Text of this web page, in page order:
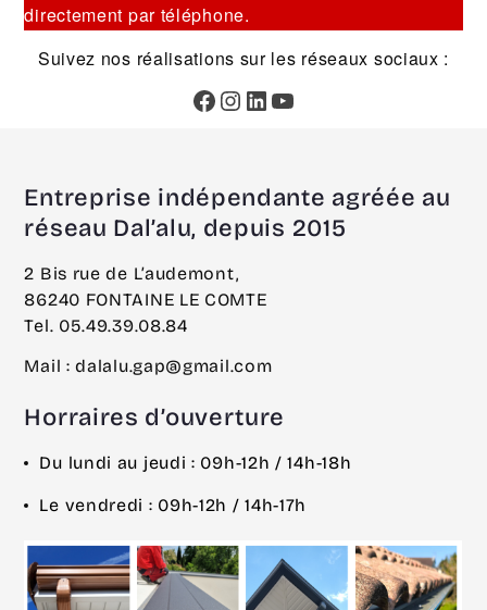
directement par téléphone.
Suivez nos réalisations sur les réseaux sociaux :
Facebook Instagram LinkedIn YouTube
Entreprise indépendante agréée au
réseau Dal’alu, depuis 2015
2 Bis rue de L’audemont,
86240 FONTAINE LE COMTE
Tel. 05.49.39.08.84
Mail : dalalu.gap@gmail.com
Horraires d’ouverture
Du lundi au jeudi : 09h-12h / 14h-18h
Le vendredi : 09h-12h / 14h-17h